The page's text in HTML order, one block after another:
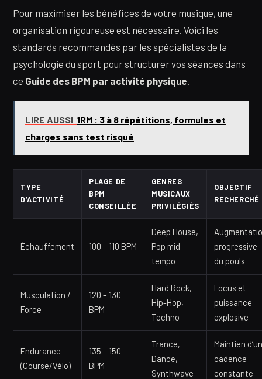
Pour maximiser les bénéfices de votre musique, une
organisation rigoureuse est nécessaire. Voici les
standards recommandés par les spécialistes de la
psychologie du sport pour structurer vos séances dans
ce Guide des BPM par activité physique.
LIRE AUSSI 1RM : 3 à 8 répétitions, formules et
charges sans test risqué
TYPE
D’ACTIVITÉ
PLAGE DE
BPM
CONSEILLÉE
GENRES
MUSICAUX
PRIVILÉGIÉS
OBJECTIF
RECHERCHÉ
Échauffement 100 – 110 BPM
Deep House,
Pop mid-
tempo
progressive
du pouls
Musculation /
Force
120 – 130
BPM
Hard Rock,
Hip-Hop,
Techno
Focus et
puissance
explosive
Endurance
(Course/Vélo)
135 – 150
BPM
Trance,
Dance,
Synthwave
Maintien
cadence
constante